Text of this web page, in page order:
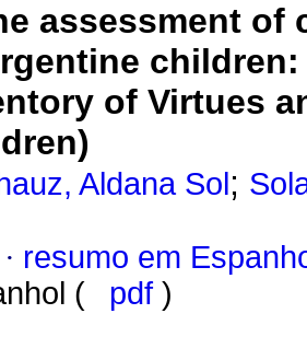
assessment of
of Virtues
Aldana Sol ;
· resumo em
(
pdf )